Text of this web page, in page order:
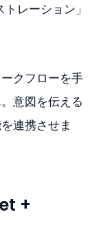
レーション」
クフローを手
意図を伝える
連携させま
+